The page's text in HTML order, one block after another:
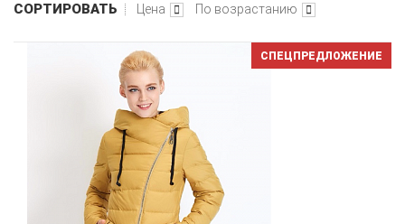
СОРТИРОВАТЬ Цена По возрастанию
СПЕЦПРЕДЛОЖЕНИЕ